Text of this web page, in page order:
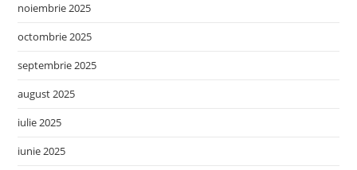
noiembrie 2025
octombrie 2025
septembrie 2025
august 2025
iulie 2025
iunie 2025